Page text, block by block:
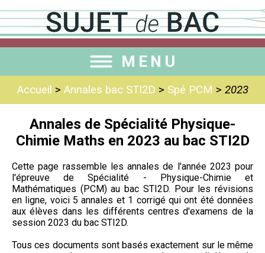
MENU
Accueil > Annales bac STI2D > Spé PCM > 2023
Annales de Spécialité Physique-
Chimie Maths en 2023 au bac STI2D
Cette page rassemble les annales de l'année 2023 pour
l'épreuve de Spécialité - Physique-Chimie et
Mathématiques (PCM) au bac STI2D. Pour les révisions
en ligne, voici 5 annales et 1 corrigé qui ont été données
aux élèves dans les différents centres d'examens de la
session 2023 du bac STI2D.
Tous ces documents sont basés exactement sur le même